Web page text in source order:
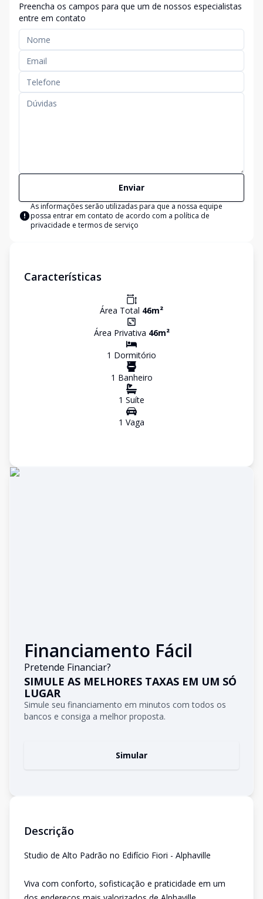
Preencha os campos para que um de nossos especialistas
entre em contato
Enviar
As informações serão utilizadas para que a nossa equipe
possa entrar em contato de acordo com a política de
privacidade e termos de serviço
Características
Área Total 46m²
Área Privativa 46m²
1 Dormitório
1 Banheiro
1 Suíte
1 Vaga
Financiamento Fácil
Pretende Financiar?
SIMULE AS MELHORES TAXAS EM UM SÓ
LUGAR
Simule seu financiamento em minutos com todos os
bancos e consiga a melhor proposta.
Simular
Descrição
Studio de Alto Padrão no Edifício Fiori - Alphaville
Viva com conforto, sofisticação e praticidade em um